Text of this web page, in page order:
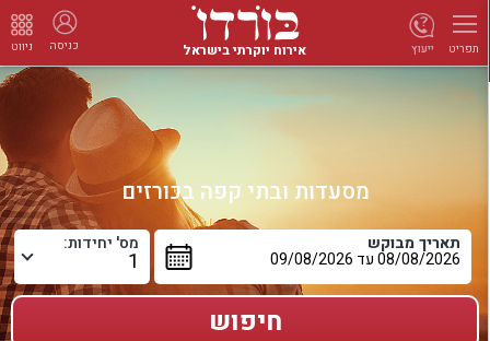
תפריט אירוח יוקרתי בישראל כניסה ניווט ייעוץ
מסעדות ובתי קפה בכורזים
תאריך מבוקש מס' יחידות: